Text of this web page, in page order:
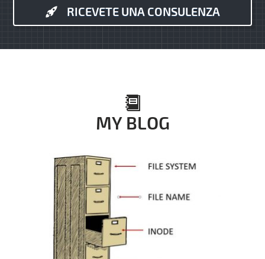
RICEVETE UNA CONSULENZA
MY BLOG